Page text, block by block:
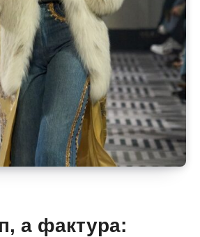
а фактура: